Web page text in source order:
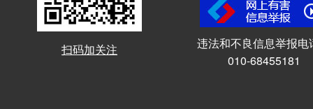
扫码加关注
违法和不良信息举报电
010-68455181